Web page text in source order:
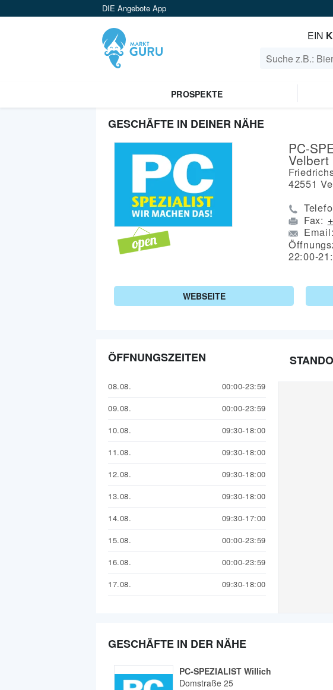
DIE Angebote App
EIN
PROSPEKTE
GESCHÄFTE IN DEINER NÄHE
PC-
Velbert
42551
Fax:
Email:
22:00-
WEBSEITE
ÖFFNUNGSZEITEN
08.08.
00:00-23:59
09.08.
00:00-23:59
10.08.
09:30-18:00
11.08.
09:30-18:00
12.08.
09:30-18:00
13.08.
09:30-18:00
14.08.
09:30-17:00
15.08.
00:00-23:59
16.08.
00:00-23:59
17.08.
09:30-18:00
GESCHÄFTE IN DER NÄHE
PC-SPEZIALIST Willich
Domstraße 25